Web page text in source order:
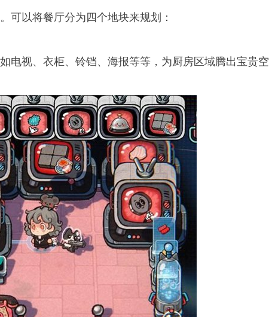
可以将餐厅分为四个地块来规划：
如电视、衣柜、铃铛、海报等等，为厨房区域腾出宝贵空